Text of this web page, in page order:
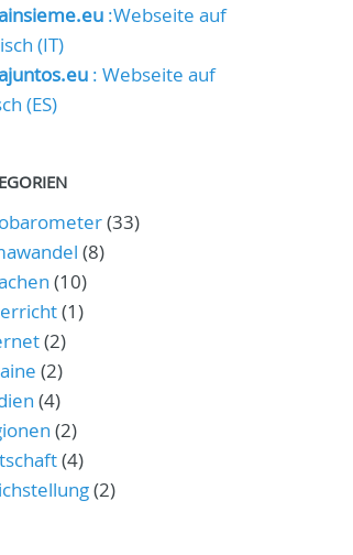
:Webseite auf
(IT)
: Webseite auf
(ES)
(33)
(8)
(10)
(1)
(2)
(2)
(4)
(2)
(4)
(2)